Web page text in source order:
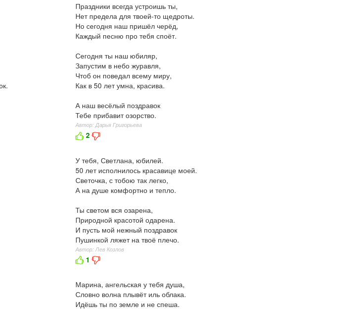
Праздники всегда устроишь ты,
Нет предела для твоей-то щедроты.
Но сегодня наш пришёл черёд,
Каждый песню про тебя споёт.
Сегодня ты наш юбиляр,
Запустим в небо журавля,
Чтоб он поведал всему миру,
Как в 50 лет умна, красива.
А наш весёлый поздравок
Тебе прибавит озорство.
Автор: Дарья Григорьева
2
У тебя, Светлана, юбилей.
50 лет исполнилось красавице моей.
Светочка, с тобою так легко,
А на душе комфортно и тепло.
Ты светом вся озарена,
Природной красотой одарена.
И пусть мой нежный поздравок
Пушинкой ляжет на твоё плечо.
Автор: Лев Козлов
1
Марина, ангельская у тебя душа,
Словно волна плывёт иль облака.
Идёшь ты по земле и не спеша.